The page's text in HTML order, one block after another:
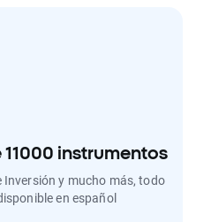
instrumentos
Inversión y mucho más, todo
en español